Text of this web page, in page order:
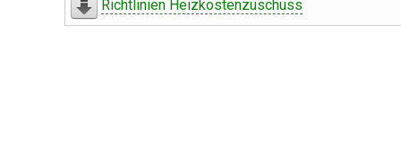
Richtlinien Heizkostenzuschuss